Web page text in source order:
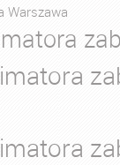
Warszawa